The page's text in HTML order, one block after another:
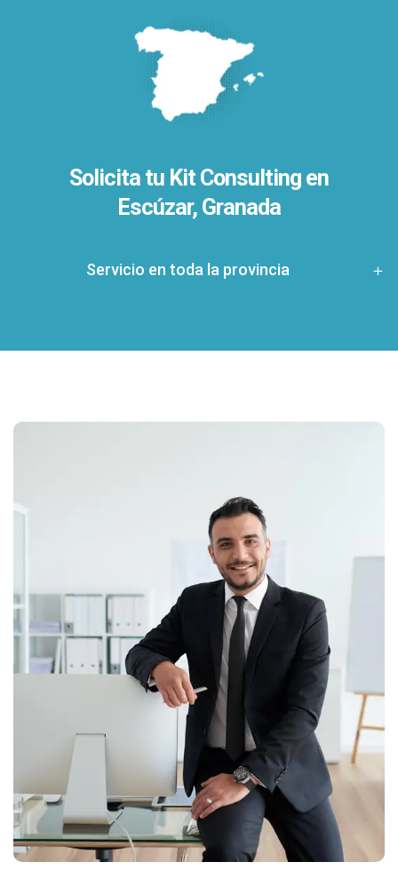
Solicita tu Kit Consulting en
Escúzar, Granada
Servicio en toda la provincia